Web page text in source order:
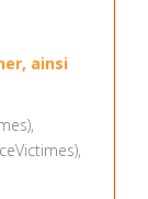
ainsi